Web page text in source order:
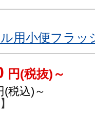
用小便フラッ
円(税抜)～
(税込)～